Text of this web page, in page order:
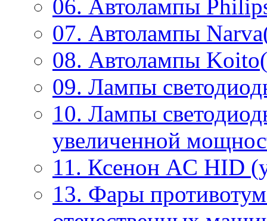
06. Автолампы
07. Автолампы
08. Автолампы
09. Лампы
10. Лампы
увеличенной
11. Ксенон AC HID
13. Фары